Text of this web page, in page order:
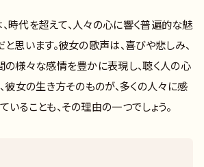
時代を超えて、人々の心に響く普遍的な魅
思います。彼女の歌声は、喜びや悲しみ、
の様々な感情を豊かに表現し、聴く人の心
彼女の生き方そのものが、多くの人々に感
ることも、その理由の一つでしょう。